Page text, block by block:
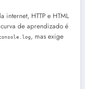
internet, HTTP e HTML
de aprendizado é
, mas exige